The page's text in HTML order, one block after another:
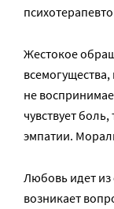
Жестокое
не
чувствует
эмпатии.
Любовь идет из
возникает